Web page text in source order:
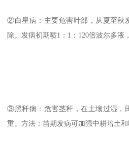
②白星病：主要危害叶部，从夏至秋
除。发病初期喷1：1：120倍波尔多液
③黑秆病：危害茎秆，在土壤过湿，
重。方法：苗期发病可加强中耕培土和